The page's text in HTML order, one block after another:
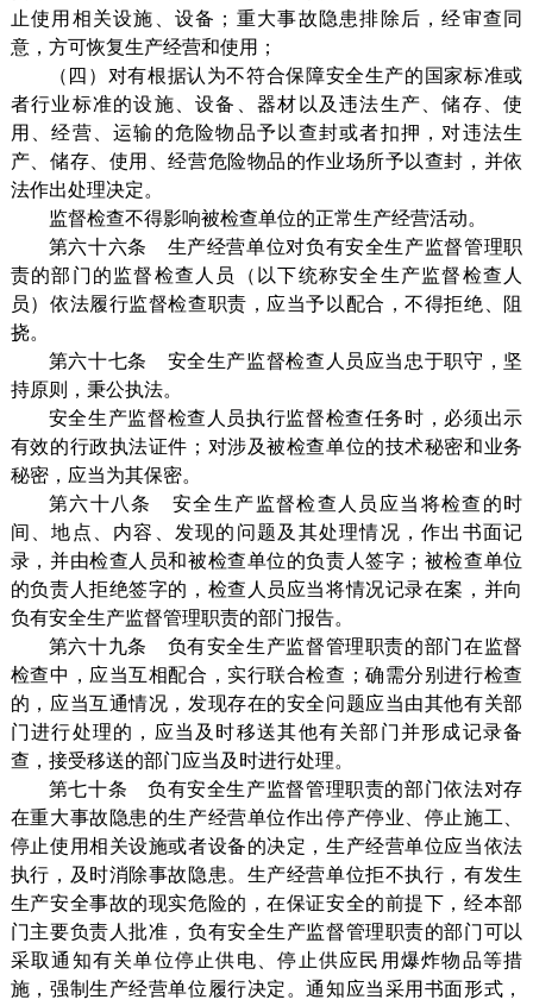
止使用相关设施、设备；重大事故隐患排除后，经审查同
意，方可恢复生产经营和使用；
（四）对有根据认为不符合保障安全生产的国家标准或
者行业标准的设施、设备、器材以及违法生产、储存、使
用、经营、运输的危险物品予以查封或者扣押，对违法生
产、储存、使用、经营危险物品的作业场所予以查封，并依
法作出处理决定。
监督检查不得影响被检查单位的正常生产经营活动。
第六十六条 生产经营单位对负有安全生产监督管理职
责的部门的监督检查人员（以下统称安全生产监督检查人
员）依法履行监督检查职责，应当予以配合，不得拒绝、阻
挠。
第六十七条 安全生产监督检查人员应当忠于职守，坚
持原则，秉公执法。
安全生产监督检查人员执行监督检查任务时，必须出示
有效的行政执法证件；对涉及被检查单位的技术秘密和业务
秘密，应当为其保密。
第六十八条 安全生产监督检查人员应当将检查的时
间、地点、内容、发现的问题及其处理情况，作出书面记
录，并由检查人员和被检查单位的负责人签字；被检查单位
的负责人拒绝签字的，检查人员应当将情况记录在案，并向
负有安全生产监督管理职责的部门报告。
第六十九条 负有安全生产监督管理职责的部门在监督
检查中，应当互相配合，实行联合检查；确需分别进行检查
的，应当互通情况，发现存在的安全问题应当由其他有关部
门进行处理的，应当及时移送其他有关部门并形成记录备
查，接受移送的部门应当及时进行处理。
第七十条 负有安全生产监督管理职责的部门依法对存
在重大事故隐患的生产经营单位作出停产停业、停止施工、
停止使用相关设施或者设备的决定，生产经营单位应当依法
执行，及时消除事故隐患。生产经营单位拒不执行，有发生
生产安全事故的现实危险的，在保证安全的前提下，经本部
门主要负责人批准，负有安全生产监督管理职责的部门可以
采取通知有关单位停止供电、停止供应民用爆炸物品等措
施，强制生产经营单位履行决定。通知应当采用书面形式，